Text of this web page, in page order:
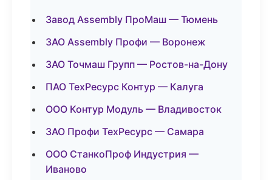
Завод Assembly ПроМаш — Тюмень
ЗАО Assembly Профи — Воронеж
ЗАО Точмаш Групп — Ростов-на-Дону
ПАО ТехРесурс Контур — Калуга
ООО Контур Модуль — Владивосток
ЗАО Профи ТехРесурс — Самара
ООО СтанкоПроф Индустрия —
Иваново